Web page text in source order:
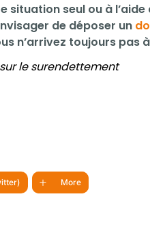
seul ou à
de déposer un
n’arrivez toujours pas
le surendettement
More